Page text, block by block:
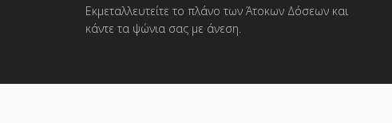
Εκμεταλλευτείτε το πλάνο των Άτοκων Δόσεων και
κάντε τα ψώνια σας με άνεση.